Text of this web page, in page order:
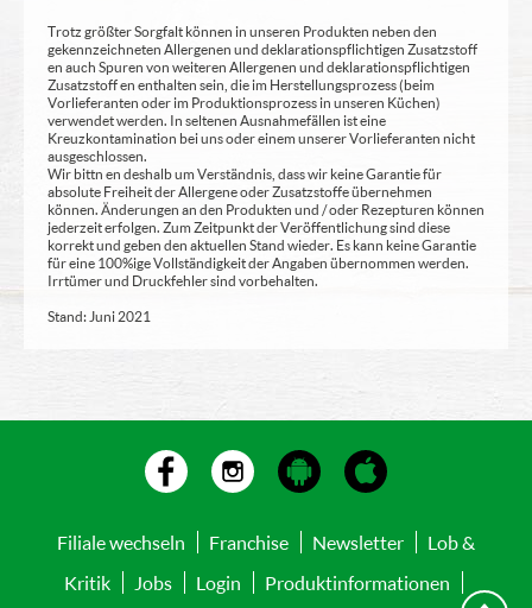
Trotz größter Sorgfalt können in unseren Produkten neben den
gekennzeichneten Allergenen und deklarationspflichtigen Zusatzstoff
en auch Spuren von weiteren Allergenen und deklarationspflichtigen
Zusatzstoff en enthalten sein, die im Herstellungsprozess (beim
Vorlieferanten oder im Produktionsprozess in unseren Küchen)
verwendet werden. In seltenen Ausnahmefällen ist eine
Kreuzkontamination bei uns oder einem unserer Vorlieferanten nicht
ausgeschlossen.
Wir bittn en deshalb um Verständnis, dass wir keine Garantie für
absolute Freiheit der Allergene oder Zusatzstoffe übernehmen
können. Änderungen an den Produkten und / oder Rezepturen können
jederzeit erfolgen. Zum Zeitpunkt der Veröffentlichung sind diese
korrekt und geben den aktuellen Stand wieder. Es kann keine Garantie
für eine 100%ige Vollständigkeit der Angaben übernommen werden.
Irrtümer und Druckfehler sind vorbehalten.
Stand: Juni 2021
Filiale wechseln Franchise Newsletter
Lob &
Kritik
Jobs Login Produktinformationen